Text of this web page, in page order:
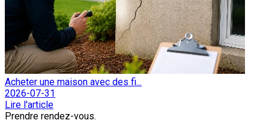
Acheter une maison avec des fi...
2026-07-31
Lire l'article
Prendre rendez-vous.